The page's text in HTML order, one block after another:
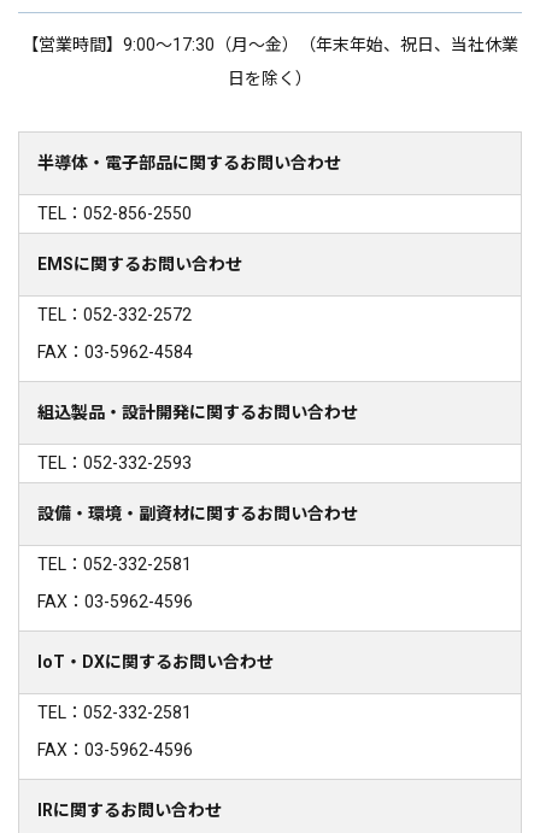
【営業時間】9:00～17:30（月～金）（年末年始、祝日、当社休業
日を除く）
半導体・電子部品に関するお問い合わせ
TEL：052-856-2550
EMSに関するお問い合わせ
TEL：052-332-2572
FAX：03-5962-4584
組込製品・設計開発に関するお問い合わせ
TEL：052-332-2593
設備・環境・副資材に関するお問い合わせ
TEL：052-332-2581
FAX：03-5962-4596
IoT・DXに関するお問い合わせ
TEL：052-332-2581
FAX：03-5962-4596
IRに関するお問い合わせ